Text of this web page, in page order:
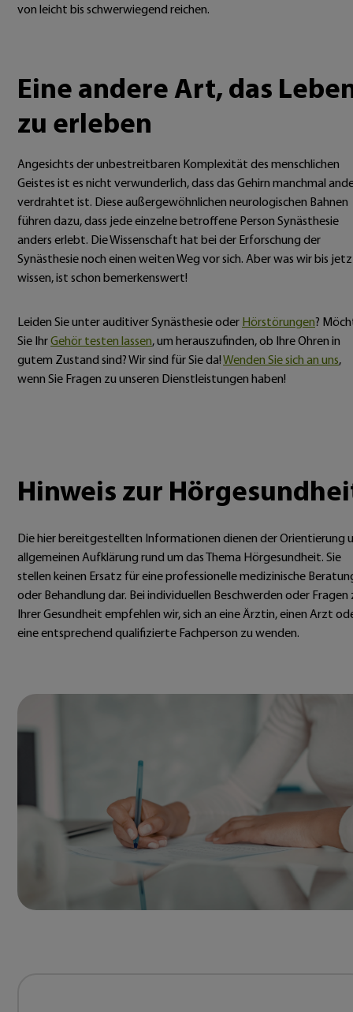
von leicht bis schwerwiegend reichen.
Eine andere Art, das
zu erleben
Angesichts der unbestreitbaren Komplexität des menschlichen
Geistes ist es nicht verwunderlich, dass das Gehirn manchmal
verdrahtet ist. Diese außergewöhnlichen neurologischen Bahnen
führen dazu, dass jede einzelne betroffene Person Synästhesie
anders erlebt. Die Wissenschaft hat bei der Erforschung der
Synästhesie noch einen weiten Weg vor sich. Aber was wir bis
wissen, ist schon bemerkenswert!
Leiden Sie unter auditiver Synästhesie oder Hörstörungen?
Sie IhrGehör testen lassen, um herauszufinden, ob Ihre Ohren in
gutem Zustand sind? Wir sind für Sie da!Wenden Sie sich an uns,
wenn Sie Fragen zu unseren Dienstleistungen haben!
Hinweis zur
Die hier bereitgestellten Informationen dienen der Orientierung
allgemeinen Aufklärung rund um das Thema Hörgesundheit. Sie
stellen keinen Ersatz für eine professionelle medizinische
oder Behandlung dar. Bei individuellen Beschwerden oder Fragen
Ihrer Gesundheit empfehlen wir, sich an eine Ärztin, einen Arzt
eine entsprechend qualifizierte Fachperson zu wenden.